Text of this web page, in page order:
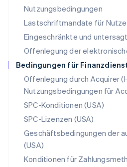
Nutzungsbedingungen
Lastschriftmandate für
Eingeschränkte und
Offenlegung der
Bedingungen für
Offenlegung durch Acquirer
Nutzungsbedingungen für
SPC-Konditionen (USA)
SPC-Lizenzen (USA)
Geschäftsbedingungen der
(USA)
Konditionen für
Niederlande
NederlandsEnglish
Norwegen
English
Österreich
DeutschEnglish
Polen
English
Portugal
PortuguêsEnglish
English
Schweden
Svenska
Deutsch Français Italiano English